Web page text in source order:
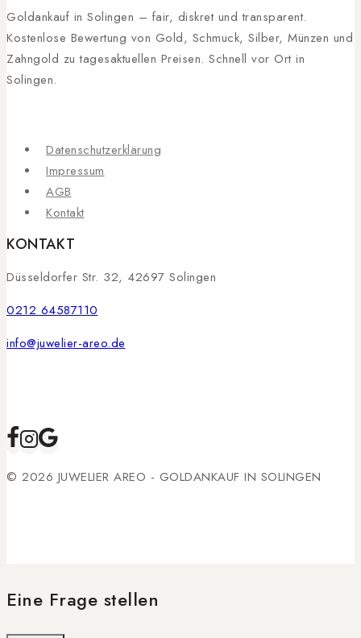
Goldankauf in Solingen – fair, diskret und transparent.
Kostenlose Bewertung von Gold, Schmuck, Silber, Münzen und
Zahngold zu tagesaktuellen Preisen. Schnell vor Ort in
Solingen.
Datenschutzerklärung
Impressum
AGB
Kontakt
KONTAKT
Düsseldorfer Str. 32, 42697 Solingen
0212 64587110
info@juwelier-areo.de
© 2026 JUWELIER AREO - GOLDANKAUF IN SOLINGEN
Eine Frage stellen